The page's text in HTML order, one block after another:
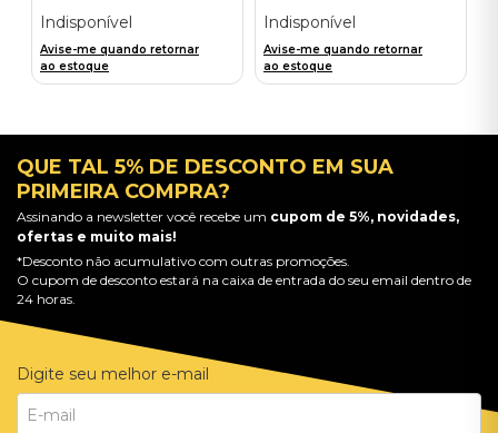
Indisponível
Avise-me quando retornar
ao estoque
Postcard) - Importado
Indisponível
Avise-me quando retornar
ao estoque
QUE TAL 5% DE DESCONTO EM SUA
PRIMEIRA COMPRA?
Assinando a newsletter você recebe um cupom de 5%, novidades,
ofertas e muito mais!
*Desconto não acumulativo com outras promoções.
O cupom de desconto estará na caixa de entrada do seu email dentro de
24 horas.
Digite seu melhor e-mail